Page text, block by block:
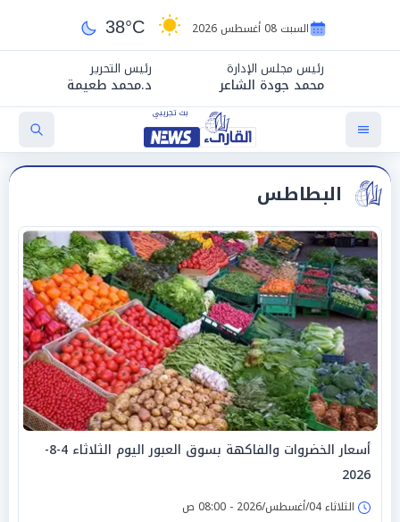
السبت 08 أغسطس 2026 38°C
رئيس مجلس الإدارة
محمد جودة الشاعر
رئيس التحرير
د.محمد طعيمة
البطاطس
أسعار الخضروات والفاكهة بسوق العبور اليوم الثلاثاء 4-8-
2026
الثلاثاء 04/أغسطس/2026 - 08:00 ص